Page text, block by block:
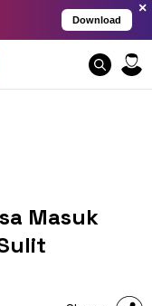
Download
×
Masuk